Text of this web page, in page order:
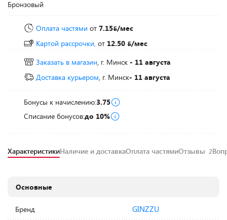
Бронзовый
Оплата частями от 7.15 /мес
Картой рассрочки, от 12.50
/мес
Заказать в магазин, г. Минск - 11 августа
Доставка курьером, г. Минск- 11 августа
Бонусы к начислению:3.75
Списание бонусов:до 10%
ХарактеристикиНаличие и доставкаОплата частямиОтзывы 2
Основные
Бренд GINZZU